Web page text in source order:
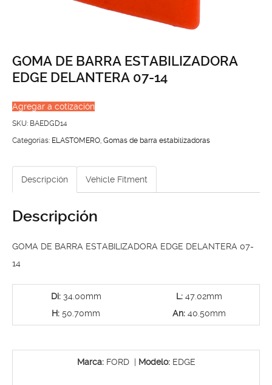
GOMA DE BARRA ESTABILIZADORA
EDGE DELANTERA 07-14
Agregar a cotización
SKU: BAEDGD14
Categorías: ELASTOMERO, Gomas de barra estabilizadoras
Descripción Vehicle Fitment
Descripción
GOMA DE BARRA ESTABILIZADORA EDGE DELANTERA 07-
14
Di:34.00mm
H: 50.70mm
L: 47.02mm
An: 40.50mm
Marca:FORD | Modelo: EDGE